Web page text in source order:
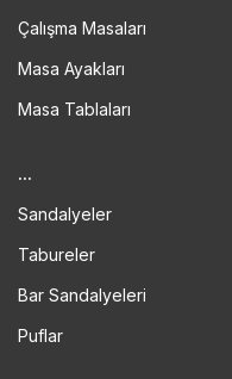
Çalışma Masaları
Masa Ayakları
Masa Tablaları
...
Sandalyeler
Tabureler
Bar Sandalyeleri
Puflar